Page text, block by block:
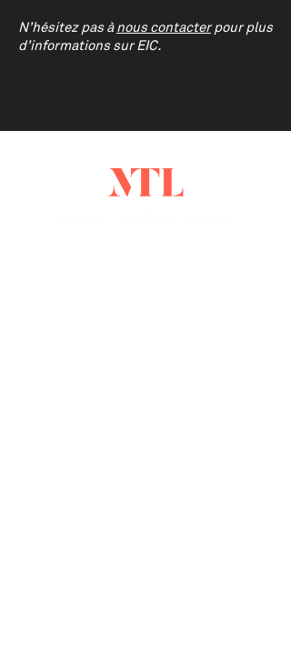
N’hésitez pas ànous contacterpour plus
d’informations sur EIC.